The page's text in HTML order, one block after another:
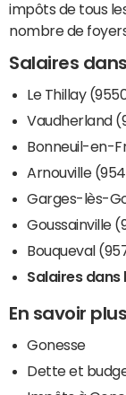
impôts de tous
nombre de
Salaires
Le Thillay
Vaudherland
Bonneuil-en-
Arnouville
Garges-lès-
Goussainville
Bouqueval
Salaires dans
En savoir
Gonesse
Dette et